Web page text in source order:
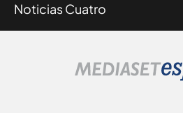
Noticias Cuatro